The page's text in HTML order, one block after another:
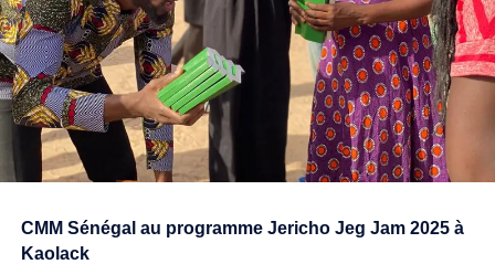
CMM Sénégal au programme Jericho Jeg Jam 2025 à
Kaolack